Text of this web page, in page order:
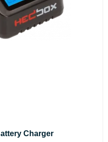
Charger